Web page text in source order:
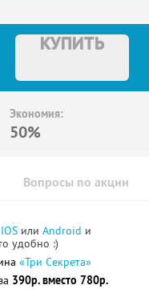
КУПИТЬ
Экономия:
50%
Вопросы по акции
IOS или Android и
удобно :)
«Три Секрета»
390р. вместо 780р.